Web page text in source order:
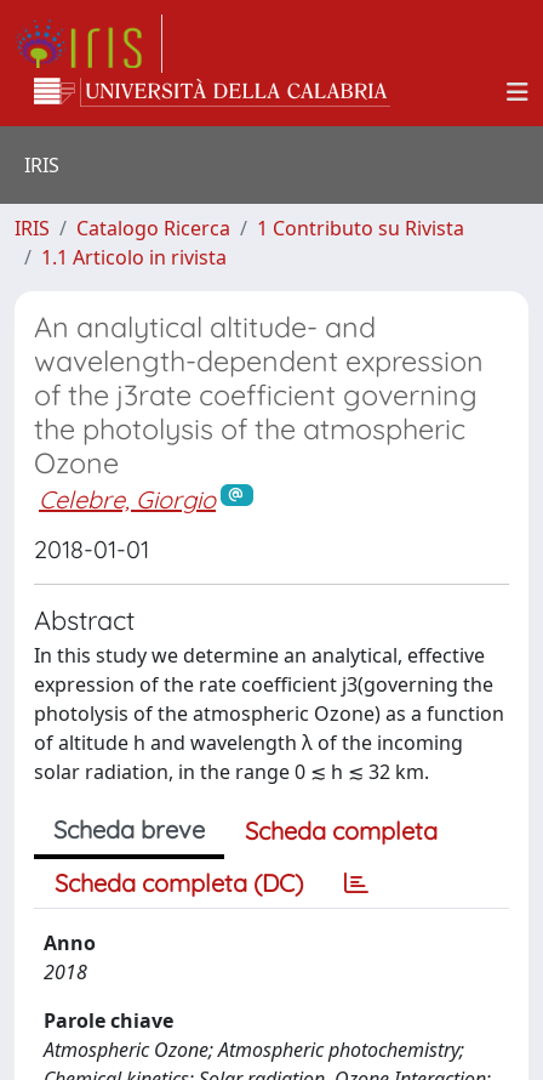
IRIS
IRIS Catalogo Ricerca
1 Contributo su Rivista
1.1 Articolo in rivista
An analytical altitude- and
wavelength-dependent expression
of the j3rate coefficient governing
the photolysis of the atmospheric
Ozone
Celebre, Giorgio
2018-01-01
Abstract
In this study we determine an analytical, effective
expression of the rate coefficient j3(governing the
photolysis of the atmospheric Ozone) as a function
of altitude h and wavelength λ of the incoming
solar radiation, in the range 0 ≲ h ≲ 32 km.
Scheda breve
Scheda completa
Scheda completa (DC)
Anno
2018
Parole chiave
Atmospheric Ozone; Atmospheric photochemistry;